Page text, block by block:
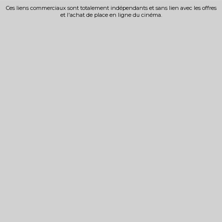
Ces liens commerciaux sont totalement indépendants et sans lien avec les offres
et l'achat de place en ligne du cinéma.